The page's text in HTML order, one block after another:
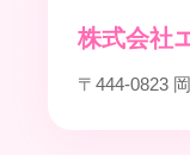
株式会社
〒444-0823